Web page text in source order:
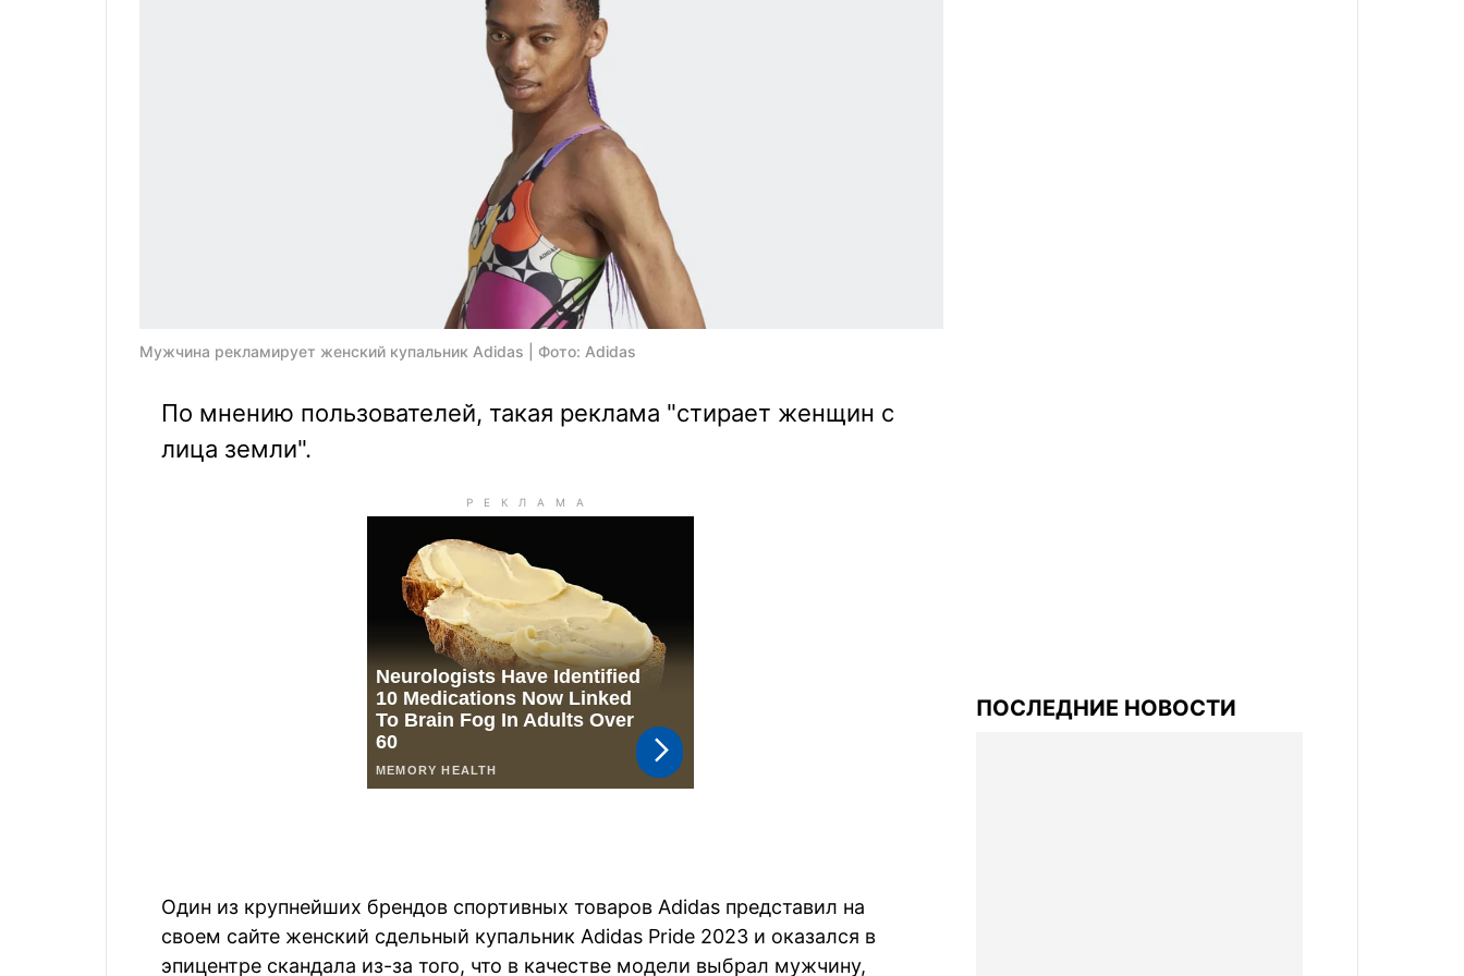
Мужчина рекламирует женский купальник Adidas | Фото: Adidas
По мнению пользователей, такая реклама "стирает женщин с
лица земли".
Один из крупнейших брендов спортивных товаров Adidas представил на
своем сайте женский сдельный купальник Adidas Pride 2023 и оказался в
эпицентре скандала из-за того, что в качестве модели выбрал мужчину,
ПОСЛЕДНИЕ НОВОСТИ